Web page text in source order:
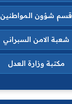
قسم شؤون المواطنين
شعبة الامن السبراني
مكتبة وزارة العدل